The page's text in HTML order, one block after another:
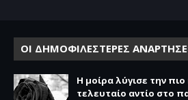
ΟΙ ΔΗΜΟΦΙΛΕΣΤΕΡΕΣ
Η μοίρα λύγισε την
τελευταίο αντίο στο